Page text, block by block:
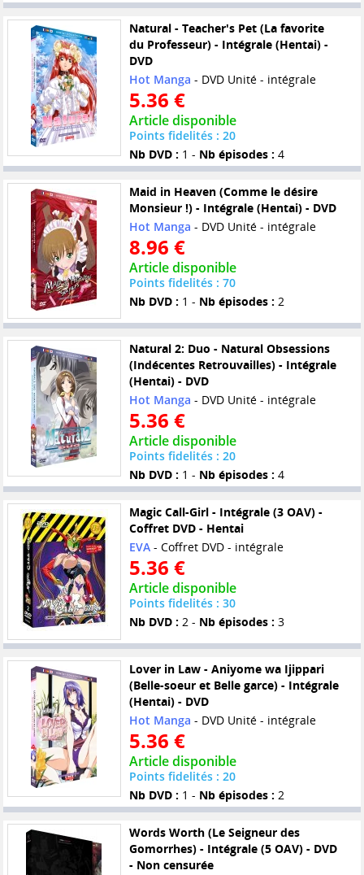
Natural - Teacher's Pet (La favorite
du Professeur) - Intégrale (Hentai) -
DVD
Hot Manga - DVD Unité - intégrale
5.36 €
Article disponible
Points fidelités : 20
Nb DVD : 1 - Nb épisodes : 4
Maid in Heaven (Comme le désire
Monsieur !) - Intégrale (Hentai) - DVD
Hot Manga - DVD Unité - intégrale
8.96 €
Article disponible
Points fidelités : 70
Nb DVD : 1 - Nb épisodes : 2
Natural 2: Duo - Natural Obsessions
(Indécentes Retrouvailles) - Intégrale
(Hentai) - DVD
Hot Manga - DVD Unité - intégrale
5.36 €
Article disponible
Points fidelités : 20
Nb DVD : 1 - Nb épisodes : 4
Magic Call-Girl - Intégrale (3 OAV) -
Coffret DVD - Hentai
EVA- Coffret DVD - intégrale
5.36 €
Article disponible
Points fidelités : 30
Nb DVD : 2 - Nb épisodes : 3
Lover in Law - Aniyome wa Ijippari
(Belle-soeur et Belle garce) - Intégrale
(Hentai) - DVD
Hot Manga - DVD Unité - intégrale
5.36 €
Article disponible
Points fidelités : 20
Nb DVD : 1 - Nb épisodes : 2
Words Worth (Le Seigneur des
Gomorrhes) - Intégrale (5 OAV) - DVD
- Non censurée